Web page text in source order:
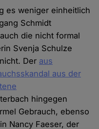
es weniger einheitlich
Schmidt
die nicht formal
Svenja Schulze
Der aus
aus der
hingegen
Gebrauch, ebenso
Nancy Faeser, der